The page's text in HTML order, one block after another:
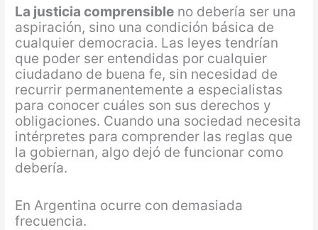
La justicia comprensible no debería ser una
aspiración, sino una condición básica de
cualquier democracia. Las leyes tendrían
que poder ser entendidas por cualquier
ciudadano de buena fe, sin necesidad de
recurrir permanentemente a especialistas
para conocer cuáles son sus derechos y
obligaciones. Cuando una sociedad necesita
intérpretes para comprender las reglas que
la gobiernan, algo dejó de funcionar como
debería.
En Argentina ocurre con demasiada
frecuencia.